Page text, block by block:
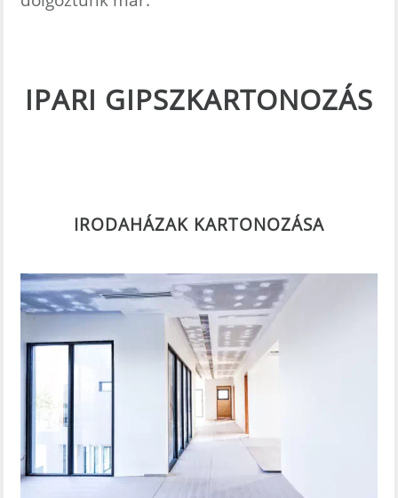
IPARI GIPSZKARTONOZÁS
IRODAHÁZAK KARTONOZÁSA